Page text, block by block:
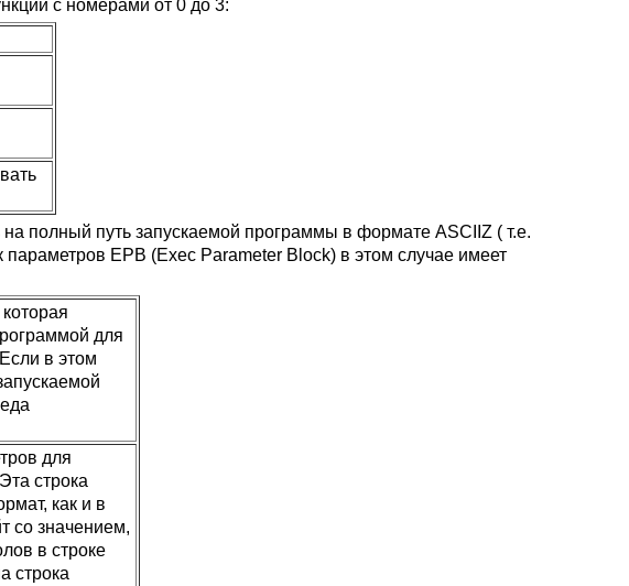
с номерами от 0 до 3:
полный путь запускаемой программы в формате ASCIIZ ( т.е.
EPB (Exec Parameter Block) в этом случае имеет
для
в этом
для
строка
как и в
со значением,
в строке
строка